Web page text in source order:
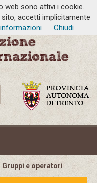
Gruppi e operatori
web sono attivi i cookie.
accetti implicitamente
Chiudi